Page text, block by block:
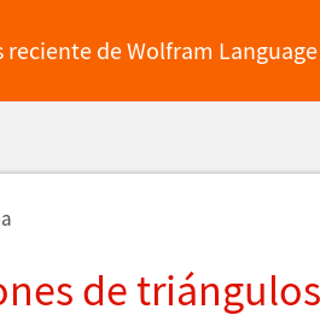
reciente de Wolfram
de triá